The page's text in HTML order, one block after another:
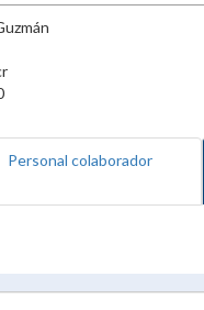
Personal colaborador